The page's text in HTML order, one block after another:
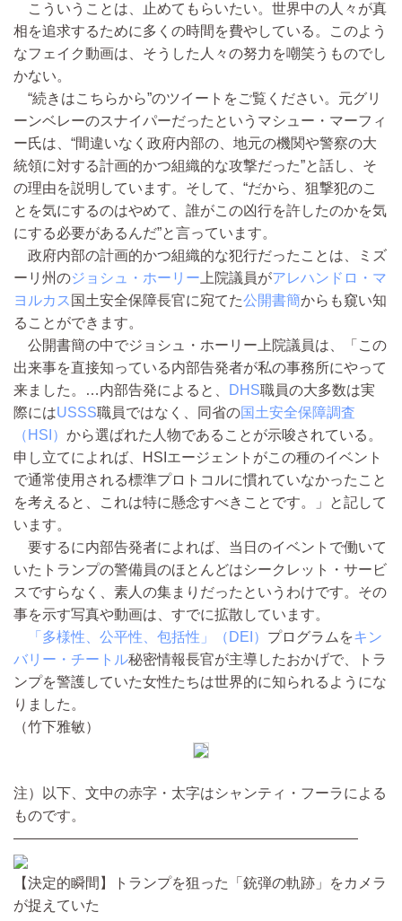
こういうことは、止めてもらいたい。世界中の人々が真
相を追求するために多くの時間を費やしている。このよう
なフェイク動画は、そうした人々の努力を嘲笑うものでし
かない。
“続きはこちらから”のツイートをご覧ください。元グリ
ーンベレーのスナイパーだったというマシュー・マーフィ
ー氏は、“間違いなく政府内部の、地元の機関や警察の大
統領に対する計画的かつ組織的な攻撃だった”と話し、そ
の理由を説明しています。そして、“だから、狙撃犯のこ
とを気にするのはやめて、誰がこの凶行を許したのかを気
にする必要があるんだ”と言っています。
政府内部の計画的かつ組織的な犯行だったことは、ミズ
ーリ州のジョシュ・ホーリー 上院議員がアレハンドロ・マ
ヨルカス 国土安全保障長官に宛てた公開書簡からも窺い知
ることができます。
公開書簡の中でジョシュ・ホーリー上院議員は、「この
出来事を直接知っている内部告発者が私の事務所にやって
来ました。…内部告発によると、
DHS職員の大多数は実
際にはUSSS職員ではなく、同省の国土安全保障調査
（HSI） から選ばれた人物であることが示唆されている。
申し立てによれば、HSIエージェントがこの種のイベント
で通常使用される標準プロトコルに慣れていなかったこと
を考えると、これは特に懸念すべきことです。」と記して
います。
要するに内部告発者によれば、当日のイベントで働いて
いたトランプの警備員のほとんどはシークレット・サービ
スですらなく、素人の集まりだったというわけです。その
事を示す写真や動画は、すでに拡散しています。
「多様性、公平性、包括性」（DEI） プログラムをキン
バリー・チートル秘密情報長官が主導したおかげで、トラ
ンプを警護していた女性たちは世界的に知られるようにな
りました。
（竹下雅敏）
注）以下、文中の赤字・太字はシャンティ・フーラによる
ものです。
————————————————————————
【決定的瞬間】トランプを狙った「銃弾の軌跡」をカメラ
が捉えていた